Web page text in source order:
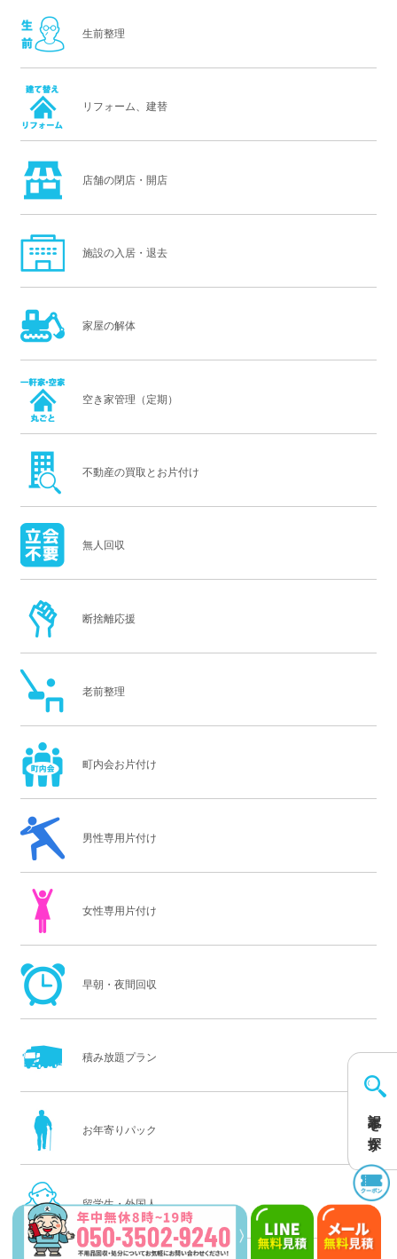
記事を探す
生前整理
リフォーム、建替
店舗の閉店・開店
施設の入居・退去
家屋の解体
空き家管理（定期）
不動産の買取とお片付け
無人回収
断捨離応援
老前整理
町内会お片付け
男性専用片付け
女性専用片付け
早朝・夜間回収
積み放題プラン
お年寄りパック
留学生・外国人